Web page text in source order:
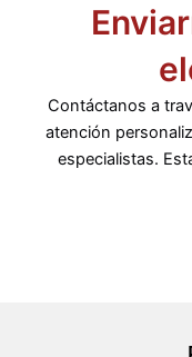
Contáctanos a
atención
especialistas.